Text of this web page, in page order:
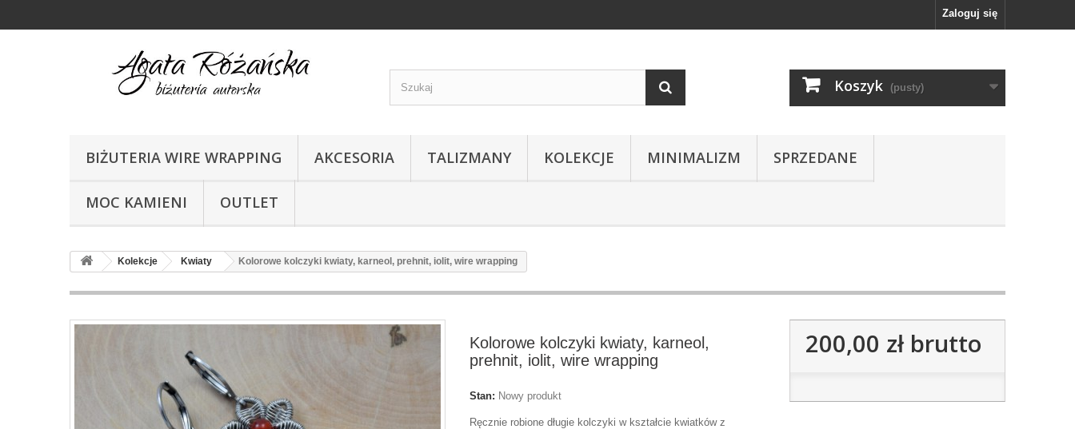
Zaloguj się
Koszyk (pusty)
BIŻUTERIA WIRE WRAPPING AKCESORIA TALIZMANY KOLEKCJE MINIMALIZM SPRZEDANE
MOC KAMIENI OUTLET
Kolekcje Kwiaty Kolorowe kolczyki kwiaty, karneol, prehnit, iolit, wire wrapping
Kolorowe kolczyki kwiaty, karneol,
prehnit, iolit, wire wrapping
Stan: Nowy produkt
Ręcznie robione długie kolczyki w kształcie kwiatków z
200,00 złbrutto